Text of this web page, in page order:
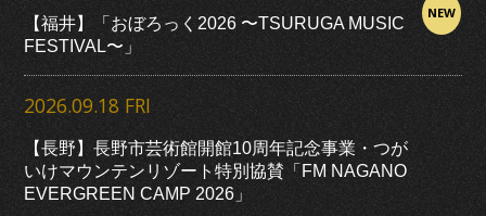
【福井】「おぼろっく2026 〜TSURUGA MUSIC
FESTIVAL〜」
NEW
2026.09.18 FRI
【長野】長野市芸術館開館10周年記念事業・つが
いけマウンテンリゾート特別協賛「FM NAGANO
EVERGREEN CAMP 2026」